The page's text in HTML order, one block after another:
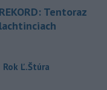
Tentoraz
Rok Ľ.Štúra